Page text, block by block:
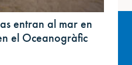
entran al mar en
el Oceanogràfic